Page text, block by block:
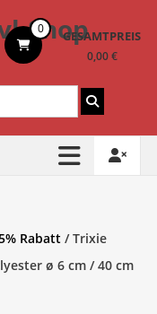
Shop
0 GESAMTPREIS
0,00 €
Rabatt / Trixie
ø 6 cm / 40 cm